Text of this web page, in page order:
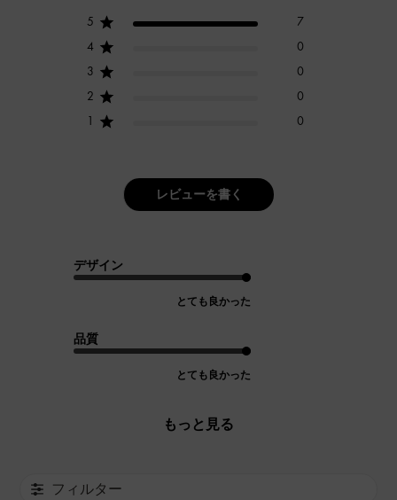
5
7
4
0
3
0
2
0
1
0
レビューを書く
デザイン
とても良かった
品質
とても良かった
もっと見る
フィルター